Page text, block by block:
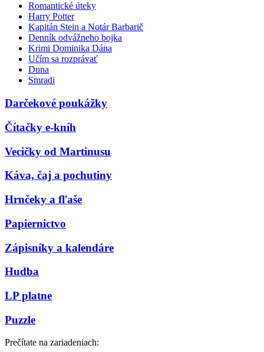
Romantické úteky
Harry Potter
Kapitán Stein a Notár Barbarič
Denník odvážneho bojka
Krimi Dominika Dána
Učím sa rozprávať
Duna
Smradi
Darčekové poukážky
Čítačky e-kníh
Vecičky od Martinusu
Káva, čaj a pochutiny
Hrnčeky a fľaše
Papiernictvo
Zápisníky a kalendáre
Hudba
LP platne
Puzzle
Prečítate na zariadeniach: